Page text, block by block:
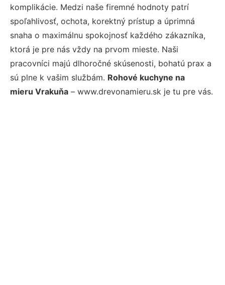
komplikácie. Medzi naše firemné hodnoty patrí
spoľahlivosť, ochota, korektný prístup a úprimná
snaha o maximálnu spokojnosť každého zákazníka,
ktorá je pre nás vždy na prvom mieste. Naši
pracovníci majú dlhoročné skúsenosti, bohatú prax a
sú plne k vašim službám. Rohové kuchyne na
mieru Vrakuňa – www.drevonamieru.sk je tu pre vás.